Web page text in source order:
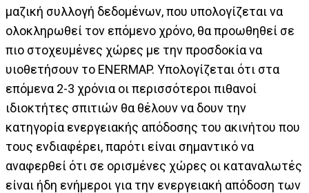
μαζική συλλογή δεδομένων, που υπολογίζεται να
ολοκληρωθεί τον επόμενο χρόνο, θα προωθηθεί σε
πιο στοχευμένες χώρες με την προσδοκία να
υιοθετήσουν το ENERMAP. Υπολογίζεται ότι στα
επόμενα 2-3 χρόνια οι περισσότεροι πιθανοί
ιδιοκτήτες σπιτιών θα θέλουν να δουν την
κατηγορία ενεργειακής απόδοσης του ακινήτου που
τους ενδιαφέρει, παρότι είναι σημαντικό να
αναφερθεί ότι σε ορισμένες χώρες οι καταναλωτές
είναι ήδη ενήμεροι για την ενεργειακή απόδοση των